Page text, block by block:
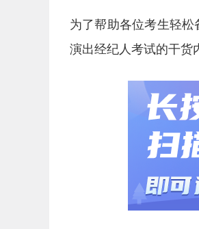
为了帮助各位考生轻
演出经纪人考试的干货